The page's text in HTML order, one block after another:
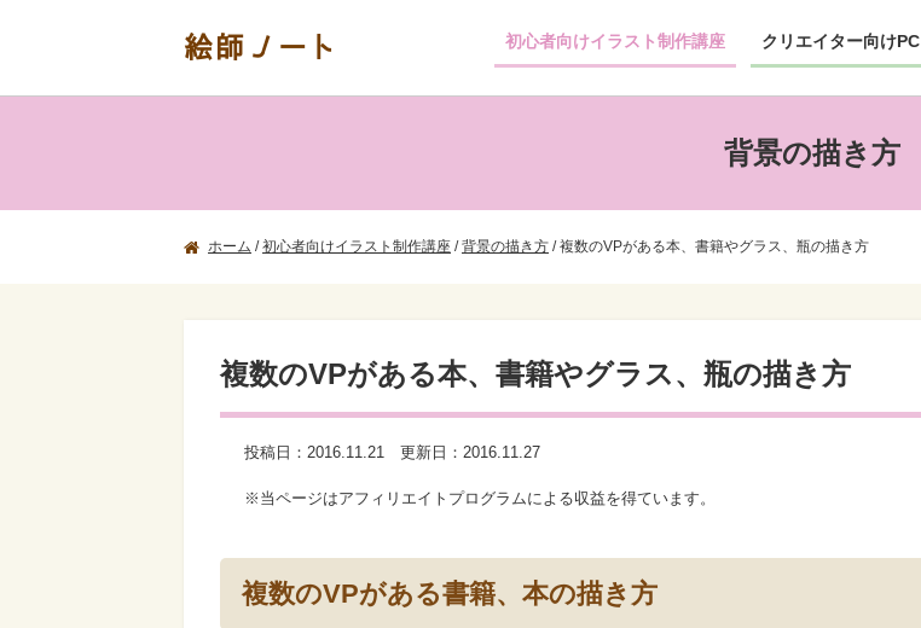
絵師ノート 初心者向けイラスト制作講座 クリエイター向けPC
背景の描き方
ホーム /初心者向けイラスト制作講座 /背景の描き方 /複数のVPがある本、書籍やグラス、瓶の描き方
複数のVPがある本、書籍やグラス、瓶の描き方
投稿日： 2016.11.21 更新日： 2016.11.27
※当ページはアフィリエイトプログラムによる収益を得ています。
複数のVPがある書籍、本の描き方